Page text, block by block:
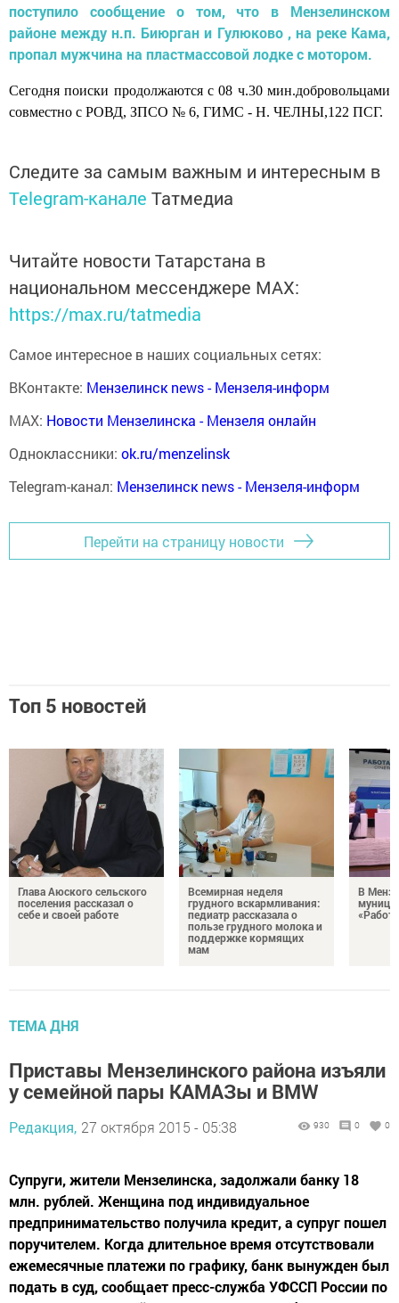
поступило сообщение о том, что в Мензелинском
районе между н.п. Биюрган и Гулюково , на реке Кама,
пропал мужчина на пластмассовой лодке с мотором.
Сегодня поиски продолжаются с 08 ч.30 мин.добровольцами
совместно с РОВД, ЗПСО № 6, ГИМС - Н. ЧЕЛНЫ,122 ПСГ.
Следите за самым важным и интересным в
Telegram-канале Татмедиа
Читайте новости Татарстана в
национальном мессенджере MАХ:
https://max.ru/tatmedia
Самое интересное в наших социальных сетях:
ВКонтакте: Мензелинск news - Мензеля-информ
MAX: Новости Мензелинска - Мензеля онлайн
Одноклассники: ok.ru/menzelinsk
Telegram-канал: Мензелинск news - Мензеля-информ
Перейти на страницу новости
Топ 5 новостей
Глава Аюского сельского
поселения рассказал о
себе и своей работе
Всемирная неделя
грудного вскармливания:
педиатр рассказала о
пользе грудного молока и
поддержке кормящих
мам
В
ТЕМА ДНЯ
Приставы Мензелинского района изъяли
у семейной пары КАМАЗы и BMW
Редакция, 27 октября 2015 - 05:38 930 0 0
Супруги, жители Мензелинска, задолжали банку 18
млн. рублей. Женщина под индивидуальное
предпринимательство получила кредит, а супруг пошел
поручителем. Когда длительное время отсутствовали
ежемесячные платежи по графику, банк вынужден был
подать в суд, сообщает пресс-служба УФССП России по